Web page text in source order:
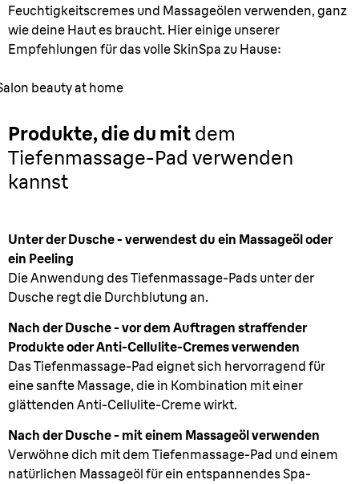
Feuchtigkeitscremes und Massageölen verwenden, ganz
wie deine Haut es braucht. Hier einige unserer
Empfehlungen für das volle SkinSpa zu Hause:
beauty at home
Produkte, die du mit dem
Tiefenmassage-Pad verwenden
kannst
Unter der Dusche - verwendest du ein Massageöl oder
ein Peeling
Die Anwendung des Tiefenmassage-Pads unter der
Dusche regt die Durchblutung an.
Nach der Dusche - vor dem Auftragen straffender
Produkte oder Anti-Cellulite-Cremes verwenden
Das Tiefenmassage-Pad eignet sich hervorragend für
eine sanfte Massage, die in Kombination mit einer
glättenden Anti-Cellulite-Creme wirkt.
Nach der Dusche - mit einem Massageöl verwenden
Verwöhne dich mit dem Tiefenmassage-Pad und einem
natürlichen Massageöl für ein entspannendes Spa-